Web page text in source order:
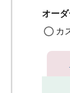
オー
カ